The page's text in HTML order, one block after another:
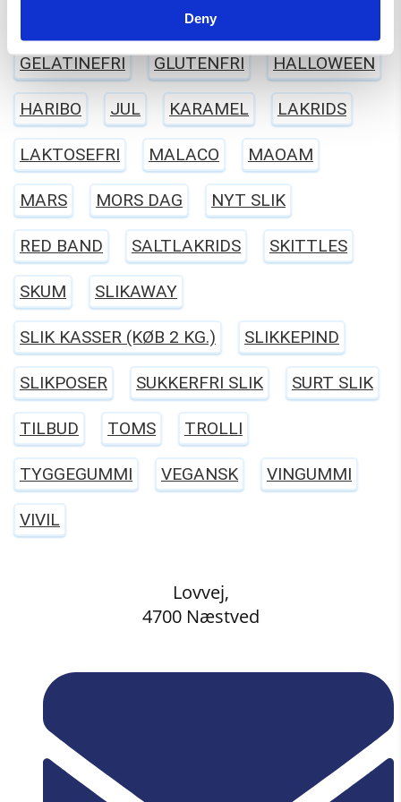
Deny
FRANSSONS
GELATINEFRI GLUTENFRI HALLOWEEN
HARIBO JUL KARAMEL LAKRIDS
LAKTOSEFRI MALACO MAOAM
MARS MORS DAG NYT SLIK
RED BAND SALTLAKRIDS SKITTLES
SKUM SLIKAWAY
SLIK KASSER (KØB 2 KG.) SLIKKEPIND
SLIKPOSER SUKKERFRI SLIK SURT SLIK
TILBUD TOMS TROLLI
TYGGEGUMMI VEGANSK VINGUMMI
VIVIL
Lovvej,
4700 Næstved